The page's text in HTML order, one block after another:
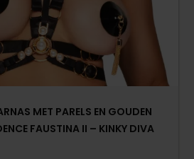
MET PARELS EN GOUDEN
FAUSTINA II – KINKY DIVA